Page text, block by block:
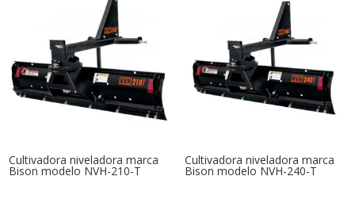
Cultivadora niveladora marca
Bison modelo NVH-210-T
Cultivadora niveladora marca
Bison modelo NVH-240-T